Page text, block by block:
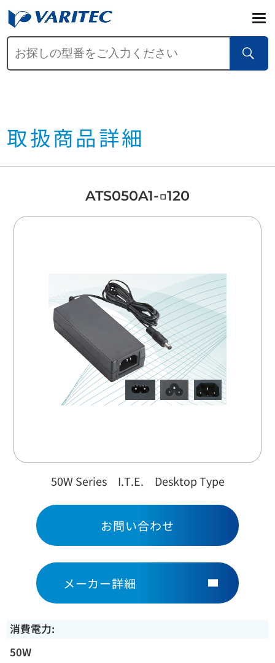
取扱商品詳細
ATS050A1-□120
50W Series I.T.E. Desktop Type
お問い合わせ
メーカー詳細
消費電力:
50W
お問い合わせ